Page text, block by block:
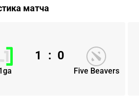
матча
Five Beavers
1 : 0